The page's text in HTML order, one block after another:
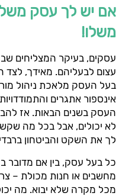
אם יש לך עסק
משלו!
עסקים, בעיקר המצליחים
עצום לבעליהם. מאידך, לצד
בעל העסק מלאכת ניהול
אינספור אתגרים
העסק בשנים הבאות. אז
לא יכולים, אבל בכל מה
לך את השקט והביטחון
כל בעל עסק, בין אם מדובר
מחשבים או חנות מכולת –
מכל מקרה שלא יבוא. מה
שעות פעילות:
מחלקת שירות:
כתובת המייל שלנו:
elad@el-ad.co.il